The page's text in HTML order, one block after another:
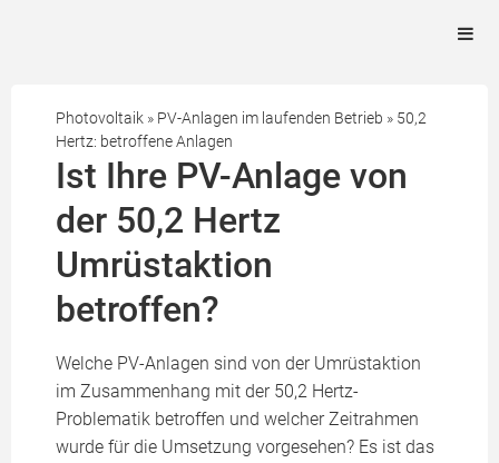
Photovoltaik » PV-Anlagen im laufenden Betrieb » 50,2
Hertz: betroffene Anlagen
Ist Ihre PV-Anlage von
der 50,2 Hertz
Umrüstaktion
betroffen?
Welche PV-Anlagen sind von der Umrüstaktion
im Zusammenhang mit der 50,2 Hertz-
Problematik betroffen und welcher Zeitrahmen
wurde für die Umsetzung vorgesehen? Es ist das